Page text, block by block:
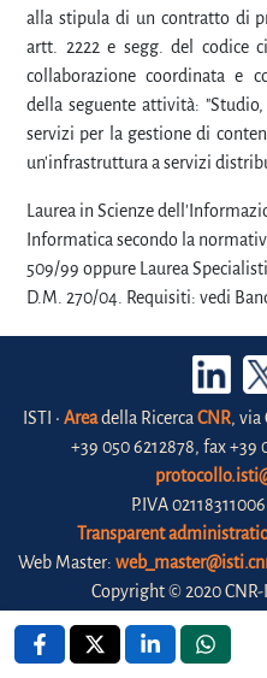
alla stipula di un contratto di
artt. 2222 e segg. del codice
collaborazione coordinata e
della seguente attività:
servizi per la gestione di
un'infrastruttura a servizi
Laurea in Scienze
Informatica secondo la
509/99 oppure Laurea
D.M. 270/04. Requisiti: vedi
ISTI • Areadella Ricerca CNR, via
+39 050 6212878, fax +39
P.IVA
Transparent
Web Master:
Copyright © 2020 CNR-